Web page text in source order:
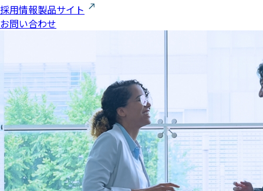
採用情報製品サイト
お問い合わせ